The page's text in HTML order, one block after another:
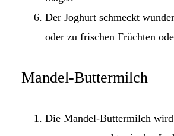
Der Joghurt schmeckt
oder zu frischen Früchten
Mandel-Buttermilch
Die Mandel-Buttermilch